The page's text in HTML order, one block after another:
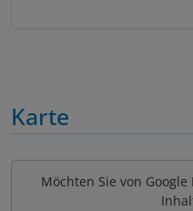
Karte
Möchten Sie von